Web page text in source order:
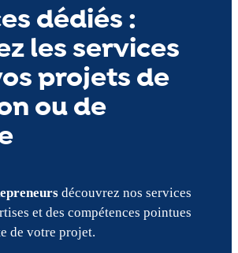
dédiés :
les services
projets de
ou de
découvrez nos services
et des compétences pointues
de votre projet.